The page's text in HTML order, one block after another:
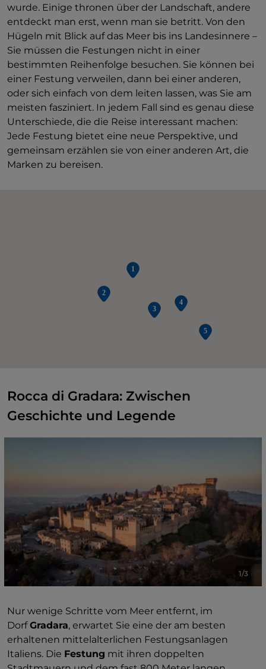
wurde. Einige thronen über der Landschaft, andere
entdeckt man erst, wenn man sie betritt. Von den
Hügeln mit Blick auf das Meer bis ins Landesinnere –
Sie müssen die Festungen nicht in einer
bestimmten Reihenfolge besuchen. Sie können bei
einer Festung verweilen, dann bei einer anderen,
oder sich einfach von dem leiten lassen, was Sie am
meisten fasziniert. In jedem Fall sind es genau diese
Unterschiede, die die Reise interessant machen:
Jede Festung bietet eine neue Perspektive, und
gemeinsam erzählen sie von einer anderen Art, die
Marken zu bereisen.
Rocca di Gradara: Zwischen
Geschichte und Legende
1/3
Nur wenige Schritte vom Meer entfernt, im
DorfGradara, erwartet Sie eine der am besten
erhaltenen mittelalterlichen Festungsanlagen
Italiens. Die Festung mit ihren doppelten